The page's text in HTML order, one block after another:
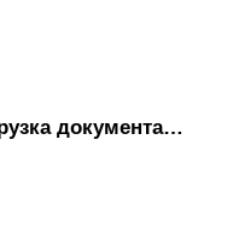
документа…